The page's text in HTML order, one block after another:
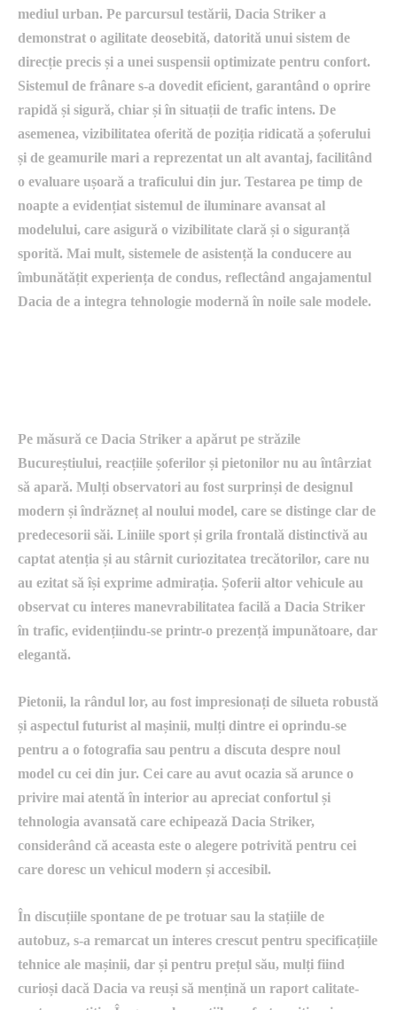
mediul urban. Pe parcursul testării, Dacia Striker a
demonstrat o agilitate deosebită, datorită unui sistem de
direcție precis și a unei suspensii optimizate pentru confort.
Sistemul de frânare s-a dovedit eficient, garantând o oprire
rapidă și sigură, chiar și în situații de trafic intens. De
asemenea, vizibilitatea oferită de poziția ridicată a șoferului
și de geamurile mari a reprezentat un alt avantaj, facilitând
o evaluare ușoară a traficului din jur. Testarea pe timp de
noapte a evidențiat sistemul de iluminare avansat al
modelului, care asigură o vizibilitate clară și o siguranță
sporită. Mai mult, sistemele de asistență la conducere au
îmbunătățit experiența de condus, reflectând angajamentul
Dacia de a integra tehnologie modernă în noile sale modele.
Pe măsură ce Dacia Striker a apărut pe străzile
Bucureștiului, reacțiile șoferilor și pietonilor nu au întârziat
să apară. Mulți observatori au fost surprinși de designul
modern și îndrăzneț al noului model, care se distinge clar de
predecesorii săi. Liniile sport și grila frontală distinctivă au
captat atenția și au stârnit curiozitatea trecătorilor, care nu
au ezitat să își exprime admirația. Șoferii altor vehicule au
observat cu interes manevrabilitatea facilă a Dacia Striker
în trafic, evidențiindu-se printr-o prezență impunătoare, dar
elegantă.
Pietonii, la rândul lor, au fost impresionați de silueta robustă
și aspectul futurist al mașinii, mulți dintre ei oprindu-se
pentru a o fotografia sau pentru a discuta despre noul
model cu cei din jur. Cei care au avut ocazia să arunce o
privire mai atentă în interior au apreciat confortul și
tehnologia avansată care echipează Dacia Striker,
considerând că aceasta este o alegere potrivită pentru cei
care doresc un vehicul modern și accesibil.
În discuțiile spontane de pe trotuar sau la stațiile de
autobuz, s-a remarcat un interes crescut pentru specificațiile
tehnice ale mașinii, dar și pentru prețul său, mulți fiind
curioși dacă Dacia va reuși să mențină un raport calitate-